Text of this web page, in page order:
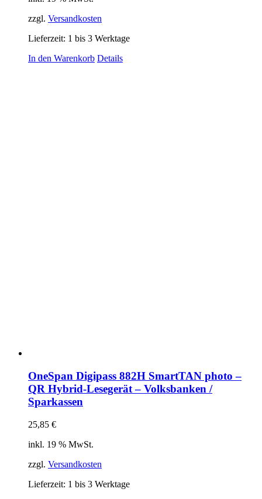
zzgl. Versandkosten
Lieferzeit: 1 bis 3 Werktage
In den Warenkorb Details
OneSpan Digipass 882H SmartTAN photo –
QR Hybrid-Lesegerät – Volksbanken /
Sparkassen
25,85 €
inkl. 19 % MwSt.
zzgl. Versandkosten
Lieferzeit: 1 bis 3 Werktage